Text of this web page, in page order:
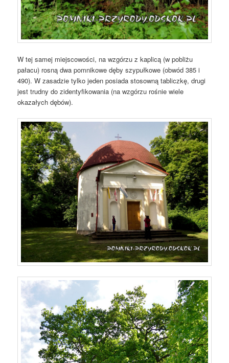
W tej samej miejscowości, na wzgórzu z kaplicą (w pobliżu
pałacu) rosną dwa pomnikowe dęby szypułkowe (obwód 385 i
490). W zasadzie tylko jeden posiada stosowną tabliczkę, drugi
jest trudny do zidentyfikowania (na wzgórzu rośnie wiele
okazałych dębów).